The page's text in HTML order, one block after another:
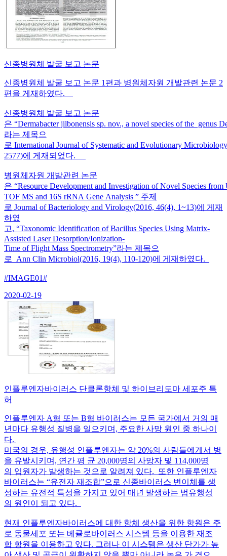
신종병원체 발굴 보고 논문
신종병원체 발굴 보고 논문 1편과 병원체자원 개발관련 논문 2
편을 게재하였다.
신종병원체 발굴 보고 논문
은 “Dermabacter jilbonensis sp. nov., a novel species of the genus
라는 제목으
로 International Journal of Systematic and Evolutionary
2577)에 게재되었다.
병원체자원 개발관련 논문
은 “Resource Development and Investigation of Novel Species
TOF MS and 16S rRNA Gene Analysis ” 주제
로 Journal of Bacteriology and Virology(2016, 46(4), 1~13)에 게재
하였
고, “Taxonomic Identification of Bacillus Species Using Matrix-
Assisted Laser Desorption/Ionization-
Time of Flight Mass Spectrometry”라는 제목으
로 Ann Clin Microbiol(2016, 19(4), 110-120)에 게재하였다.
#IMAGE01#
2020-02-19
인플루엔자바이러스 단클론항체 및 하이브리도마 세포주 특
허
인플루엔자 A형 또는 B형 바이러스는 모든 국가에서 거의 매
년마다 유행성 질병을 일으키며, 주요한 사망 원인 중 하나이
다.
미국의 경우, 유행성 인플루엔자는 약 20%의 사람들에게서 병
을 유발시키며, 연간 평 균 20,000명의 사망자 및 114,000명
의 입원자가 발생하는 것으로 알려져 있다. 또한 인플루엔자
바이러스는 “유전자 재조합”으로 신종바이러스 변이체를 생
성하는 유전적 특성을 가지고 있어 매년 발생하는 범유행성
의 원인이 되고 있다.
현재 인플루엔자바이러스에 대한 항체 생산을 위한 항원은 주
로 동물세포 또는 베큘로바이러스 시스템 등을 이용한 재조
합 항원을 이용하고 있다. 그러나 이 시스템은 생산 단가가 높